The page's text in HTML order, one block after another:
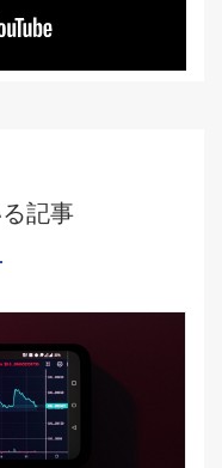
記事